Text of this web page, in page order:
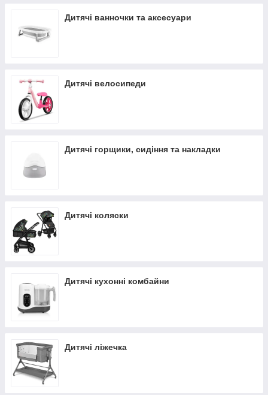
Дитячі ванночки та аксесуари
Дитячі велосипеди
Дитячі горщики, сидіння та накладки
Дитячі коляски
Дитячі кухонні комбайни
Дитячі ліжечка